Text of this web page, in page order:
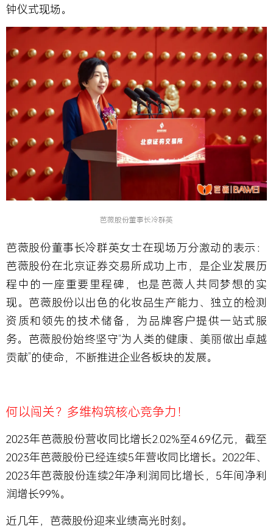
钟仪式现场。
芭薇股份董事长冷群英
芭薇股份董事长冷群英女士在现场万分激动的表示：
芭薇股份在北京证券交易所成功上市，是企业发展历
程中的一座重要里程碑，也是芭薇人共同梦想的实
现。芭薇股份以出色的化妆品生产能力、独立的检测
资质和领先的技术储备，为品牌客户提供一站式服
务。芭薇股份始终坚守“为人类的健康、美丽做出卓越
贡献”的使命，不断推进企业各板块的发展。
何以闯关？多维构筑核心竞争力！
2023年芭薇股份营收同比增长2.02%至4.69亿元，截至
2023年芭薇股份已经连续5年营收同比增长。2022年、
2023年芭薇股份连续2年净利润同比增长，5年间净利
润增长99%。
近几年，芭薇股份迎来业绩高光时刻。